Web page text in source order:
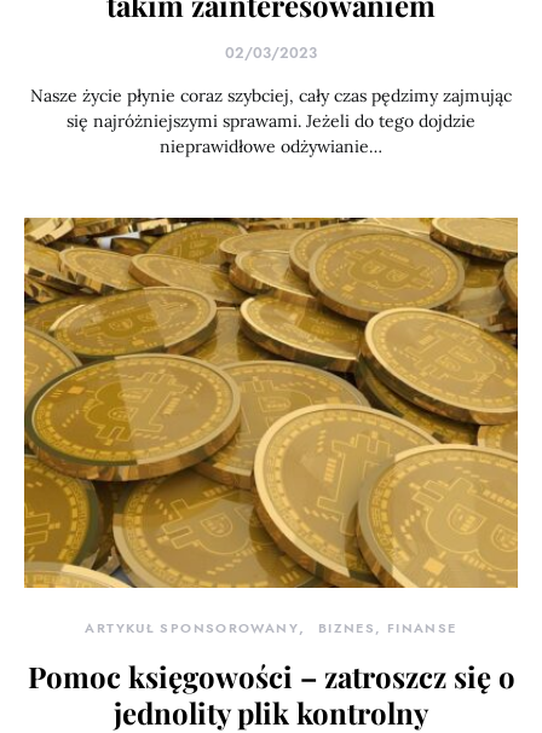
02/03/2023
Nasze życie płynie coraz szybciej, cały czas pędzimy zajmując
się najróżniejszymi sprawami. Jeżeli do tego dojdzie
nieprawidłowe odżywianie…
ARTYKUŁ SPONSOROWANY BIZNES, FINANSE
Pomoc księgowości – zatroszcz się o
jednolity plik kontrolny